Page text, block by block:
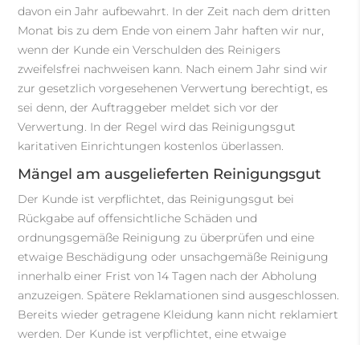
davon ein Jahr aufbewahrt. In der Zeit nach dem dritten
Monat bis zu dem Ende von einem Jahr haften wir nur,
wenn der Kunde ein Verschulden des Reinigers
zweifelsfrei nachweisen kann. Nach einem Jahr sind wir
zur gesetzlich vorgesehenen Verwertung berechtigt, es
sei denn, der Auftraggeber meldet sich vor der
Verwertung. In der Regel wird das Reinigungsgut
karitativen Einrichtungen kostenlos überlassen.
Mängel am ausgelieferten Reinigungsgut
Der Kunde ist verpflichtet, das Reinigungsgut bei
Rückgabe auf offensichtliche Schäden und
ordnungsgemäße Reinigung zu überprüfen und eine
etwaige Beschädigung oder unsachgemäße Reinigung
innerhalb einer Frist von 14 Tagen nach der Abholung
anzuzeigen. Spätere Reklamationen sind ausgeschlossen.
Bereits wieder getragene Kleidung kann nicht reklamiert
werden. Der Kunde ist verpflichtet, eine etwaige